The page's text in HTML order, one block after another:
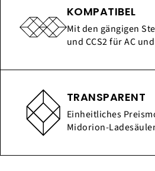
KOMPATIBEL
Mit den gängigen
und CCS2 für AC
TRANSPARENT
Einheitliches
Midorion-